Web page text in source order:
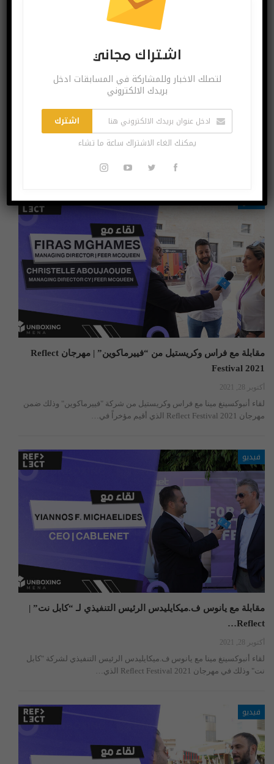
مقابلة مع ادي نصار المدير العام لـ “كولومبيا بيتش” | مهرجان
لقاء أنبوكسينغ مينا مع ادي نصار المدير العام لـ "كولومبيا بيتش" وذلك ضمن
فيديو
مقابلة مع فراس وكريستيل من “فييرماكوين” | مهرجان Reflect
Festival 2021
أكتوبر 28, 2021
لقاء أنبوكسينغ مينا مع فراس وكريستيل من شركة "فييرماكوين" وذلك ضمن
مهرجان Reflect Festival 2021 الذي أقيم مؤخراً في…
فيديو
مقابلة مع يانوس ف.ميكايليدس الرئيس التنفيذي لـ “كابل نت” |
Reflect…
أكتوبر 28, 2021
لقاء أنبوكسينغ مينا مع يانوس ف.ميكايليدس الرئيس التنفيذي لشركة "كابل
نت" وذلك في مهرجان Reflect Festival 2021 الذي…
فيديو
اشتراك مجاني
لتصلك الاخبار وللمشاركة في المسابقات ادخل
بريدك الالكتروني
اشترك
يمكنك الغاء الاشتراك ساعة ما تشاء